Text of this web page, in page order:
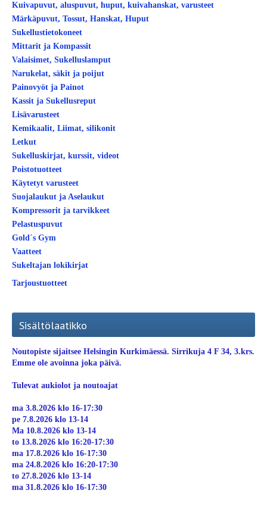
Kuivapuvut, aluspuvut, huput, kuivahanskat, varusteet
Märkäpuvut, Tossut, Hanskat, Huput
Sukellustietokoneet
Mittarit ja Kompassit
Valaisimet, Sukelluslamput
Narukelat, säkit ja poijut
Painovyöt ja Painot
Kassit ja Sukellusreput
Lisävarusteet
Kemikaalit, Liimat, silikonit
Letkut
Sukelluskirjat, kurssit, videot
Poistotuotteet
Käytetyt varusteet
Suojalaukut ja Aselaukut
Kompressorit ja tarvikkeet
Pelastuspuvut
Gold´s Gym
Vaatteet
Sukeltajan lokikirjat
Tarjoustuotteet
Sisältölaatikko
Noutopiste sijaitsee Helsingin Kurkimäessä. Sirrikuja 4 F 34, 3.krs.
Emme ole avoinna joka päivä.
Tulevat aukiolot ja noutoajat
ma 3.8.2026 klo 16-17:30
pe 7.8.2026 klo 13-14
Ma 10.8.2026 klo 13-14
to 13.8.2026 klo 16:20-17:30
ma 17.8.2026 klo 16-17:30
ma 24.8.2026 klo 16:20-17:30
to 27.8.2026 klo 13-14
ma 31.8.2026 klo 16-17:30